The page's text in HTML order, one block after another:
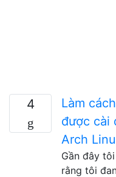
4
Làm
được cài
Arch
Gần đây
rằng tôi